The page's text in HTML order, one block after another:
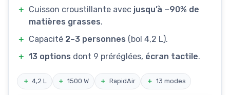
＋ Cuisson croustillante avec jusqu’à −90% de
matières grasses.
＋ Capacité 2–3 personnes (bol 4,2 L).
＋ 13 options dont 9 préréglées, écran tactile.
＋ 4,2 L ＋ 1500 W ＋ RapidAir ＋ 13 modes